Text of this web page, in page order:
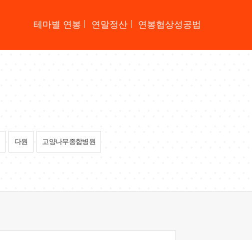
테마별 연봉 연말정산 연봉협상성공법
다원 고양나무종합병원